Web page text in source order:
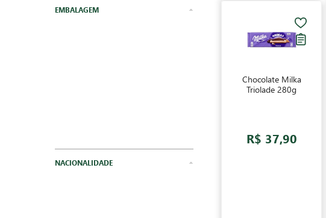
EMBALAGEM
NACIONALIDADE
Chocolate Milka
Triolade 280g
R$ 37,90